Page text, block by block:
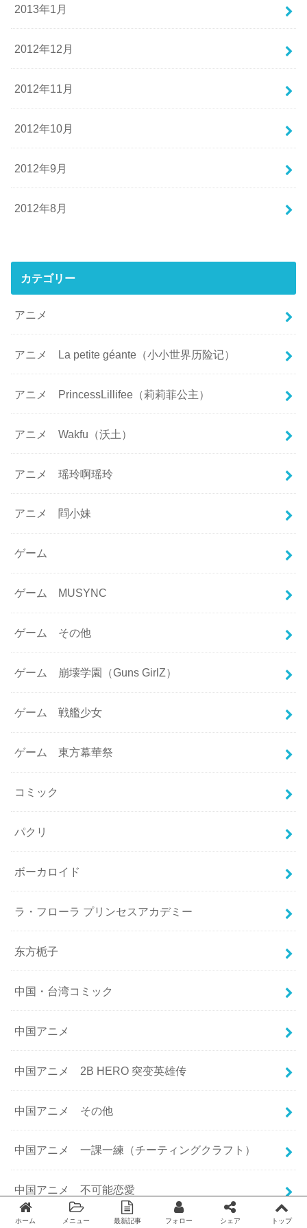
2013年1月
2012年12月
2012年11月
2012年10月
2012年9月
2012年8月
カテゴリー
アニメ
アニメ La petite géante（小小世界历险记）
アニメ PrincessLillifee（莉莉菲公主）
アニメ Wakfu（沃土）
アニメ 瑶玲啊瑶玲
アニメ 閰小妹
ゲーム
ゲーム MUSYNC
ゲーム その他
ゲーム 崩壊学園（Guns GirlZ）
ゲーム 戦艦少女
ゲーム 東方幕華祭
コミック
パクリ
ボーカロイド
ラ・フローラ プリンセスアカデミー
东方栀子
中国・台湾コミック
中国アニメ
中国アニメ 2B HERO 突变英雄传
中国アニメ その他
中国アニメ 一課一練（チーティングクラフト）
中国アニメ 不可能恋愛
ホーム メニュー 最新記事 フォロー シェア トップ
Twitter facebook